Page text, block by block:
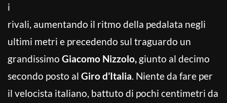
i
rivali, aumentando il ritmo della pedalata negli
ultimi metri e precedendo sul traguardo un
grandissimo Giacomo Nizzolo, giunto al decimo
secondo posto al Giro d’Italia. Niente da fare per
il velocista italiano, battuto di pochi centimetri da